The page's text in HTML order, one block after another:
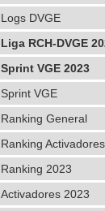
Logs DVGE
Liga RCH-DVGE
Sprint VGE 2023
Sprint VGE
Ranking General
Ranking Activadores
Ranking 2023
Activadores 2023